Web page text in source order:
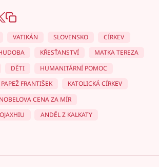
VATIKÁN SLOVENSKO
CÍRKEV
KŘESŤANSTVÍ
MATKA TEREZA
DĚTI
HUMANITÁRNÍ POMOC
PAPEŽ FRANTIŠEK
KATOLICKÁ CÍRKEV
NOBELOVA CENA ZA MÍR
ANDĚL Z KALKATY